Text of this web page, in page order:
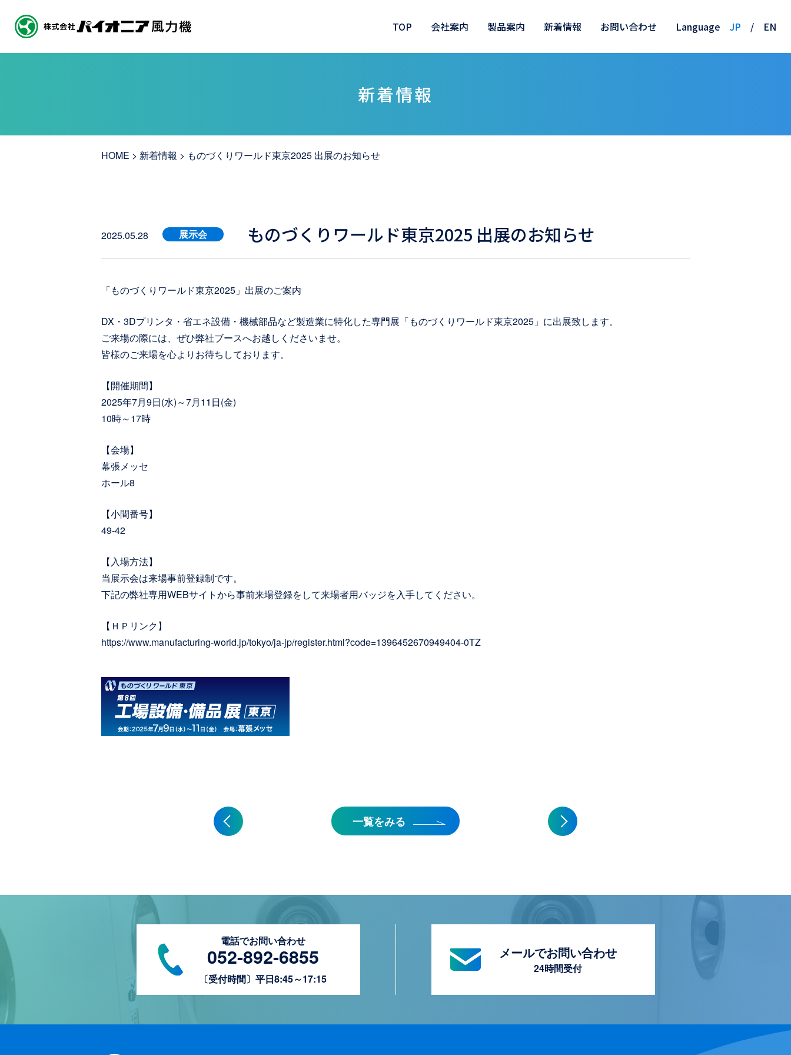
TOP 会社案内 製品案内 新着情報 お問い合わせ Language JP / EN
新着情報
HOME > 新着情報 > ものづくりワールド東京2025 出展のお知らせ
2025.05.28 展示会 ものづくりワールド東京2025 出展のお知らせ
「ものづくりワールド東京2025」出展のご案内
DX・3Dプリンタ・省エネ設備・機械部品など製造業に特化した専門展「ものづくりワールド東京2025」に出展致します。
ご来場の際には、ぜひ弊社ブースへお越しくださいませ。
皆様のご来場を心よりお待ちしております。
【開催期間】
2025年7月9日(水)～7月11日(金)
10時～17時
【会場】
幕張メッセ
ホール8
【小間番号】
49-42
【入場方法】
当展示会は来場事前登録制です。
下記の弊社専用WEBサイトから事前来場登録をして来場者用バッジを入手してください。
【ＨＰリンク】
https://www.manufacturing-world.jp/tokyo/ja-jp/register.html?code=1396452670949404-0TZ
一覧をみる
電話でお問い合わせ
052-892-6855
〔受付時間〕平日8:45～17:15
メールでお問い合わせ
24時間受付